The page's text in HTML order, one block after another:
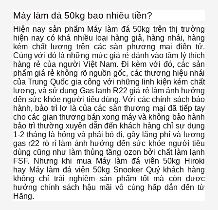
Máy làm đá 50kg bao nhiêu tiền?
Hiện nay sản phẩm Máy làm đá 50kg trên thị trường
hiện nay có khá nhiều loại hàng giả, hàng nhái, hàng
kém chất lượng trên các sàn phương mại điện tử.
Cùng với đó là những mức giá rẻ đánh vào tâm lý thích
hàng rẻ của người Việt Nam. Đi kèm với đó, các sản
phẩm giá rẻ không rõ nguồn gốc, các thương hiệu nhái
của Trung Quốc gia công với những linh kiện kém chất
lượng, và sử dụng Gas lạnh R22 giá rẻ làm ảnh hưởng
đến sức khỏe người tiêu dùng. Với các chính sách bảo
hành, bảo trì lơ là của các sàn thương mại đã tiếp tay
cho các gian thương bán xong máy và không bảo hành
bảo trì thường xuyên dẫn đến khách hàng chỉ sự dụng
1-2 tháng là hỏng và phải bỏ đi, gây lãng phí và lượng
gas r22 rò rỉ làm ảnh hưởng đến sức khỏe người tiêu
dùng cũng như làm thủng tầng ozon bởi chất làm lạnh
FSF. Nhưng khi mua Máy làm đá viên 50kg Hiroki
hay Máy làm đá viên 50kg Snooker Quý khách hàng
không chỉ trải nghiệm sản phẩm tốt mà còn được
hưởng chính sách hậu mãi vô cùng hấp dẫn đến từ
Hãng.